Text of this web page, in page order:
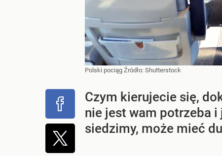
Polski pociąg Źródło: Shutterstock
Czym kierujecie się,
nie jest wam potrzeba
siedzimy, może mieć